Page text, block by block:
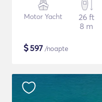
Motor Yacht
26 ft
8 m
$597 /noapte